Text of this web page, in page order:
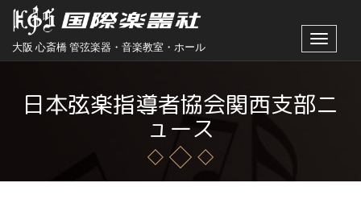
大阪 心斎橋 管弦楽器・音楽教室・ホール
Toggle
日本弦楽指導者協会関西支部ニ
ュース